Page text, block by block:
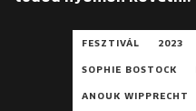
FESZTIVÁL 2023
SOPHIE BOSTOCK
ANOUK WIPPRECHT